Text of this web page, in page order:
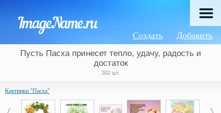
Добавить
Создать
Пусть Пасха принесет тепло, удачу, радость и
достаток
302 шт.
Картинки "Пасха"